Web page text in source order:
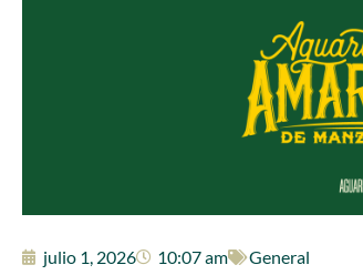
julio 1, 2026 10:07 am General